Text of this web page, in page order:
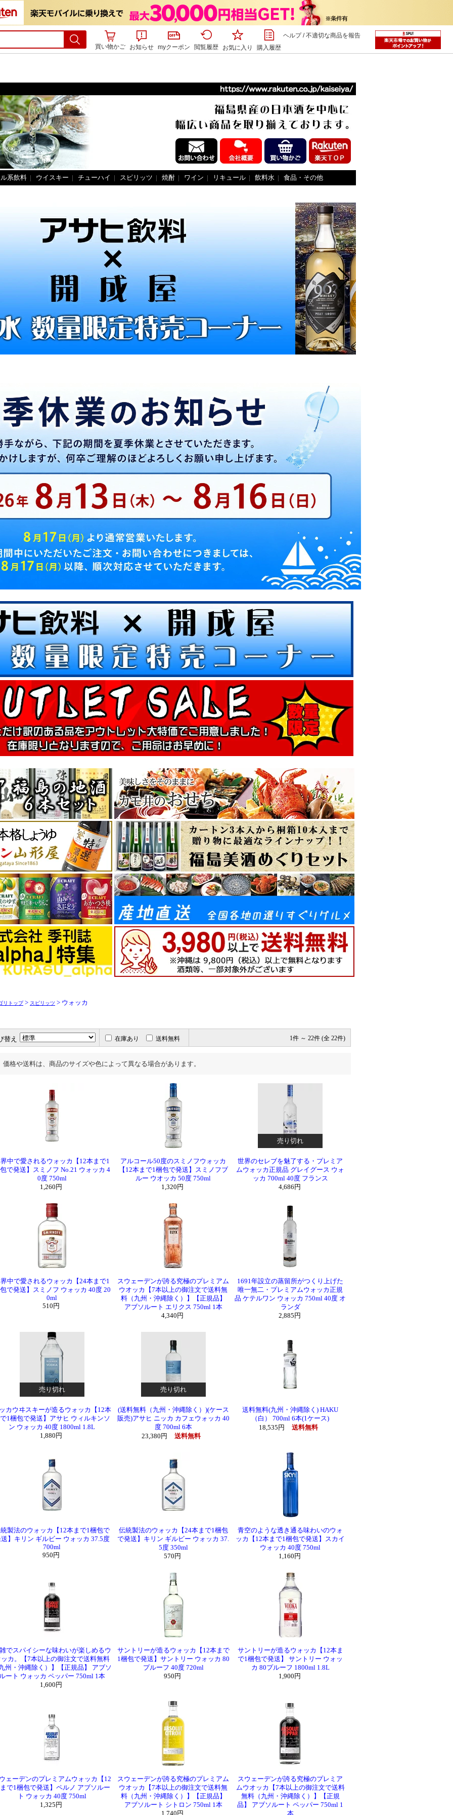
買い物かご お知らせ myクーポン 閲覧履歴 お気に入り 購入履歴
ヘルプ/不適切な商品を報告
系飲料 | ウイスキー | チューハイ | スピリッツ | 焼酎 | ワイン | リキュール | 飲料水 | 食品・その他
リトップ> スピリッツ > ウォッカ
替え 在庫あり 送料無料 1件 ～ 22件 (全 22件)
価格や送料は、商品のサイズや色によって異なる場合があります。
売り切れ
中で愛されるウォッカ【12本まで1
で発送】スミノフ No.21 ウォッカ 4
0度 750ml
1,260円
アルコール50度のスミノフウォッカ
【12本まで1梱包で発送】スミノフブ
ルー ウオッカ 50度 750ml
1,320円
世界のセレブを魅了する・プレミア
ムウォッカ正規品 グレイグース ウォ
ッカ 700ml 40度 フランス
4,686円
中で愛されるウォッカ【24本まで1
で発送】スミノフ ウォッカ 40度 20
0ml
510円
スウェーデンが誇る究極のプレミアム
ウオッカ【7本以上の御注文で送料無
料（九州・沖縄除く）】【正規品】
アブソルート エリクス 750ml 1本
4,340円
1691年設立の蒸留所がつくり上げた
唯一無二・プレミアムウォッカ正規
品 ケテルワン ウォッカ 750ml 40度 オ
ランダ
2,885円
売り切れ 売り切れ
カウヰスキーが造るウォッカ【12本
1梱包で発送】アサヒ ウィルキンソ
ン ウォッカ 40度 1800ml 1.8L
1,880円
(送料無料（九州・沖縄除く）)(ケース
販売)アサヒ ニッカ カフェウォッカ 40
度 700ml 6本
23,380円
送料無料
送料無料(九州・沖縄除く) HAKU
（白） 700ml 6本(1ケース)
18,535円
送料無料
製法のウォッカ【12本まで1梱包で
】キリン ギルビー ウォッカ 37.5度
700ml
950円
伝統製法のウォッカ【24本まで1梱包
で発送】キリン ギルビー ウォッカ 37.
5度 350ml
570円
青空のような透き通る味わいのウォ
ッカ【12本まで1梱包で発送】スカイ
ウォッカ 40度 750ml
1,160円
でスパイシーな味わいが楽しめるウ
カ。【7本以上の御注文で送料無料
州・沖縄除く）】【正規品】 アブソ
ート ウォッカ ペッパー 750ml 1本
1,600円
サントリーが造るウォッカ【12本まで
1梱包で発送】サントリー ウォッカ 80
プルーフ 40度 720ml
950円
サントリーが造るウォッカ【12本ま
で1梱包で発送】 サントリー ウォッ
カ 80プルーフ 1800ml 1.8L
1,900円
ェーデンのプレミアムウォッカ【12
で1梱包で発送】ペルノ アブソルー
ト ウォッカ 40度 750ml
1,325円
スウェーデンが誇る究極のプレミアム
ウオッカ【7本以上の御注文で送料無
料（九州・沖縄除く）】【正規品】
アブソルート シトロン 750ml 1本
1,740円
スウェーデンが誇る究極のプレミア
ムウオッカ【7本以上の御注文で送料
無料（九州・沖縄除く）】【正規
品】 アブソルート ペッパー 750ml 1
本